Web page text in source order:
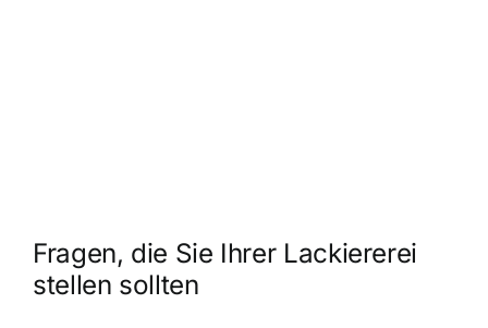
Fragen, die Sie Ihrer Lackiererei
stellen sollten